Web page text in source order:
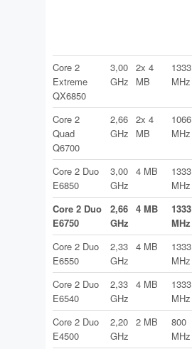
Core 2
Extreme
QX6850
3,00
GHz
2x 4
MB
1333
MHz
Core 2
Quad
Q6700
2,66
GHz
2x 4
MB
1066
MHz
Core 2 Duo
E6850
3,00
GHz
4 MB
1333
MHz
Core 2 Duo
E6750
2,66
GHz
4 MB
1333
MHz
Core 2 Duo
E6550
2,33
GHz
4 MB
1333
MHz
Core 2 Duo
E6540
2,33
GHz
4 MB
1333
MHz
Core 2 Duo
E4500
2,20
GHz
2 MB
800
MHz